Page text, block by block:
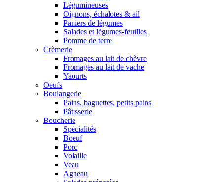
Légumineuses
Oignons, échalotes & ail
Paniers de légumes
Salades et légumes-feuilles
Pomme de terre
Crèmerie
Fromages au lait de chèvre
Fromages au lait de vache
Yaourts
Oeufs
Boulangerie
Pains, baguettes, petits pains
Pâtisserie
Boucherie
Spécialités
Boeuf
Porc
Volaille
Veau
Agneau